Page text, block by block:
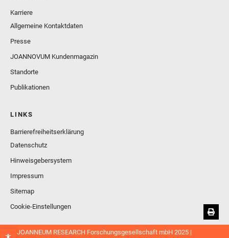
Karriere
Allgemeine Kontaktdaten
Presse
JOANNOVUM Kundenmagazin
Standorte
Publikationen
LINKS
Barrierefreiheitserklärung
Datenschutz
Hinweisgebersystem
Impressum
Sitemap
Cookie-Einstellungen
© JOANNEUM RESEARCH Forschungsgesellschaft mbH 2025 |